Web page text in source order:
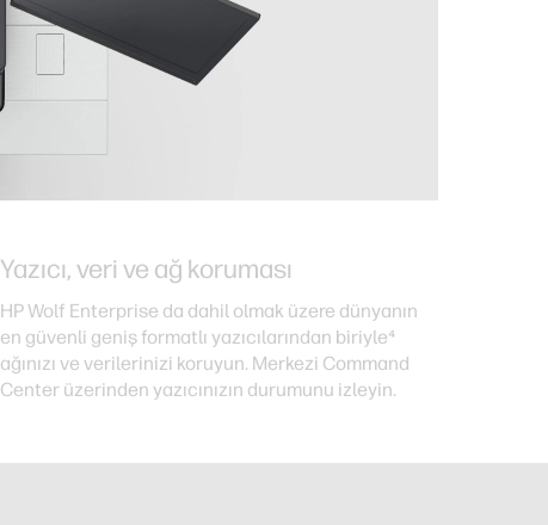
Yazıcı, veri ve ağ koruması
HP Wolf Enterprise da dahil olmak üzere dünyanın
en güvenli geniş formatlı yazıcılarından biriyle⁴
ağınızı ve verilerinizi koruyun. Merkezi Command
Center üzerinden yazıcınızın durumunu izleyin.